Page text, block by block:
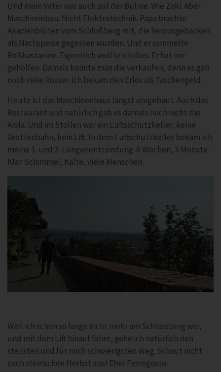
Und mein Vater war auch auf der Bulme. Wie Zaki. Aber
Maschinenbau. Nicht Elektrotechnik. Papa brachte
Akazienblüten vom Schloßberg mit, die herausgebacken
als Nachspeise gegessen wurden. Und er sammelte
Roßkastanien. Eigentlich wollte ich dies. Er hat mir
geholfen. Damals konnte man die verkaufen, denn es gab
noch viele Rösser. Ich bekam den Erlös als Taschengeld.
Heute ist das Maschinenhaus längst umgebaut. Auch das
Restaurant und natürlich gab es damals noch nicht das
Aiola. Und im Stollen war ein Luftsschutzkeller, keine
Grottenbahn, kein Lift. In dem Luftschutzkeller bekam ich
meine 1. und 2. Lungenentzündung. 6 Wochen, 3 Monate.
Klar. Schimmel, Kälte, viele Menschen.
Weil ich schon so lange nicht mehr am Schlossberg war,
und mit dem Lift hinauf fahre, gehe ich natürlich den
steilsten und für mich schwierigsten Weg. Schaut nicht
nach steirischen Herbst aus! Eher Ferrogosto.